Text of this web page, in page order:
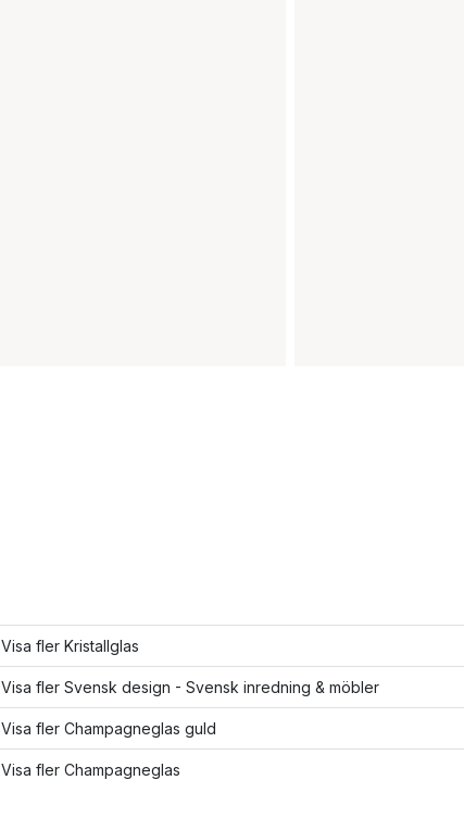
Visa fler Kristallglas
Visa fler Svensk design - Svensk inredning & möbler
Visa fler Champagneglas guld
Visa fler Champagneglas